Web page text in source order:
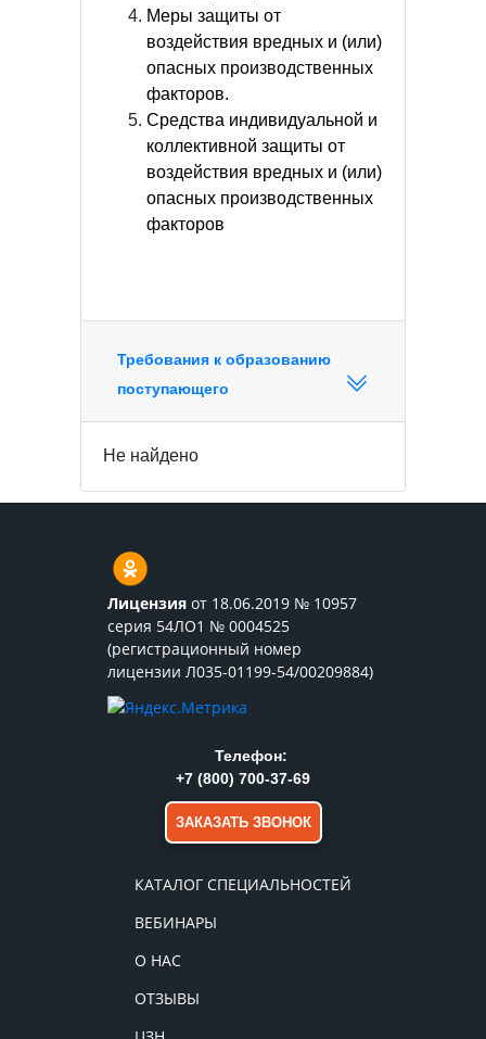
Меры защиты от
воздействия вредных и (или)
опасных производственных
факторов.
Средства индивидуальной и
коллективной защиты от
воздействия вредных и (или)
опасных производственных
факторов
Требования к образованию
поступающего
Не найдено
Лицензия от 18.06.2019 № 10957
серия 54ЛО1 № 0004525
(регистрационный номер
лицензии Л035-01199-54/00209884)
КАТАЛОГ СПЕЦИАЛЬНОСТЕЙ
ВЕБИНАРЫ
О НАС
ОТЗЫВЫ
Телефон:
+7 (800) 700-37-69
ЗАКАЗАТЬ ЗВОНОК